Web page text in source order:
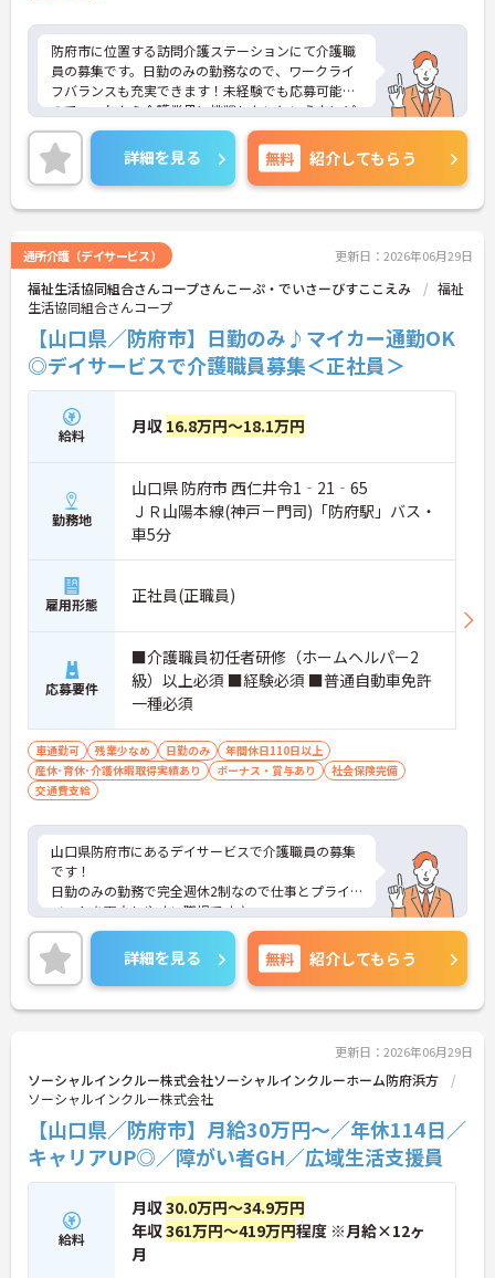
防府市に位置する訪問介護ステーションにて介護職
員の募集です。日勤のみの勤務なので、ワークライ
フバランスも充実できます！未経験でも応募可能な
ので、これから介護業界に挑戦したいという方にピ
ッタリの職場です◎職場には経験のあるスタッフが
おり、相談しながら業務が出来るので安心して対応
できます♪ご興味ある方は面接ポイントをお伝えし
ますので、お気軽にご連絡ください。
詳細を見る 無料 紹介してもらう
通所介護（デイサービス） 更新日：2026年06月29日
福祉生活協同組合さんコープさんこーぷ・でいさーびすここえみ
福祉
生活協同組合さんコープ
【山口県／防府市】日勤のみ♪マイカー通勤OK
◎デイサービスで介護職員募集＜正社員＞
給料 月収 16.8万円～18.1万円
勤務地
山口県 防府市 西仁井令1‐21‐65
ＪＲ山陽本線(神戸－門司)「防府駅」バス・
車5分
雇用形態 正社員(正職員)
応募要件
■介護職員初任者研修（ホームヘルパー2
級）以上必須 ■経験必須 ■普通自動車免許
一種必須
車通勤可 残業少なめ 日勤のみ
年間休日110日以上
産休･育休･介護休暇取得実績あり
ボーナス・賞与あり
社会保険完備
交通費支給
山口県防府市にあるデイサービスで介護職員の募集
です！
日勤のみの勤務で完全週休2制なので仕事とプライ
ベートを両立しやすい職場です♪
社会保険完備で各種手当も充実しているので安心し
て働きやすい環境が整っています◎
ご興味ある方は面接ポイントをお伝えしますので、
お気軽にご連絡ください。
詳細を見る 無料 紹介してもらう
更新日：2026年06月29日
ソーシャルインクルー株式会社ソーシャルインクルーホーム防府浜方
ソーシャルインクルー株式会社
【山口県／防府市】月給30万円～／年休114日／
キャリアUP◎／障がい者GH／広域生活支援員
給料
月収30.0万円～34.9万円
年収361万円～419万円程度 ※月給×12ヶ
月